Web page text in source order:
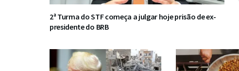
2ª Turma do STF começa a julgar hoje prisão de ex-
presidente do BRB